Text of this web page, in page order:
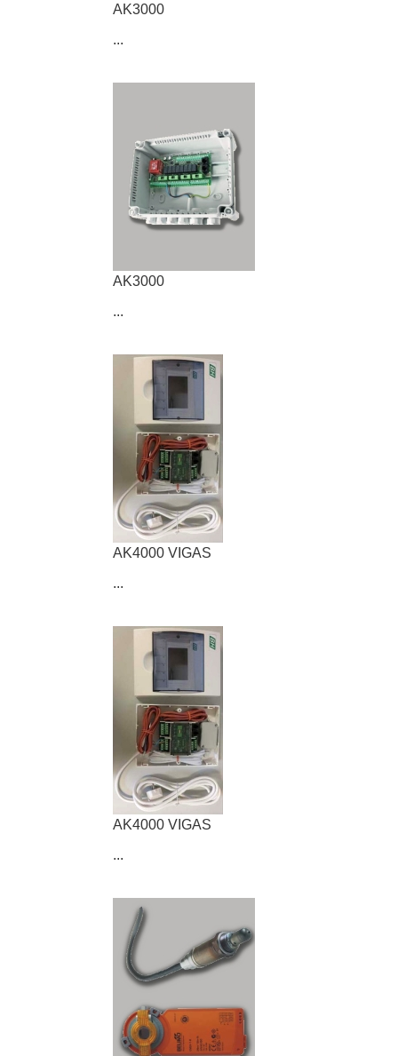
AK3000
...
AK3000
...
AK4000 VIGAS
...
AK4000 VIGAS
...